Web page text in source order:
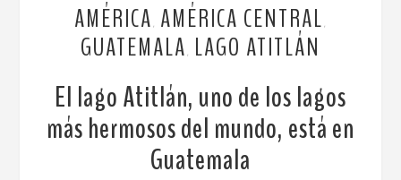
AMÉRICA AMÉRICA CENTRAL
GUATEMALA LAGO ATITLÁN
El lago Atitlán, uno de los lagos
más hermosos del mundo, está en
Guatemala